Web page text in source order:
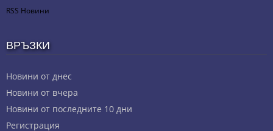
RSS Новини
ВРЪЗКИ
Новини от днес
Новини от вчера
Новини от последните 10 дни
Регистрация